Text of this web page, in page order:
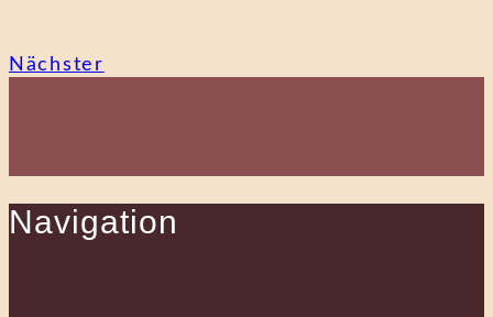
Nächster
Navigation